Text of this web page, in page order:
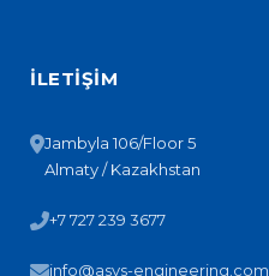
İLETİŞİM
Jambyla 106/Floor 5
Almaty / Kazakhstan
+7 727 239 3677
info@asys-engineering.com